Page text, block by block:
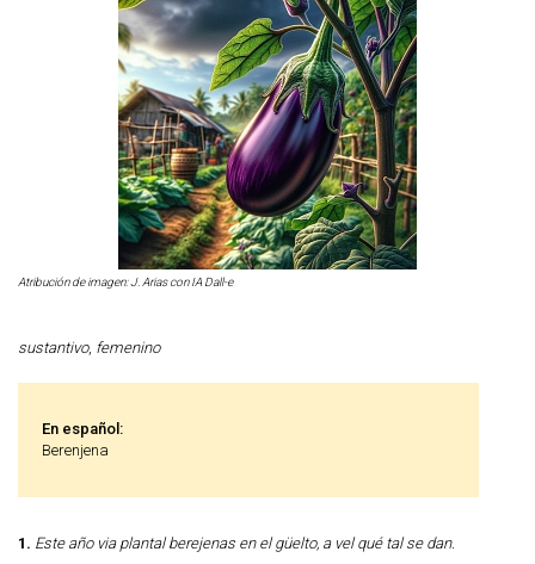
Atribución de imagen: J. Arias con IA Dall-e
sustantivo, femenino
En español:
Berenjena
1. Este año via plantal berejenas en el güelto, a vel qué tal se dan.